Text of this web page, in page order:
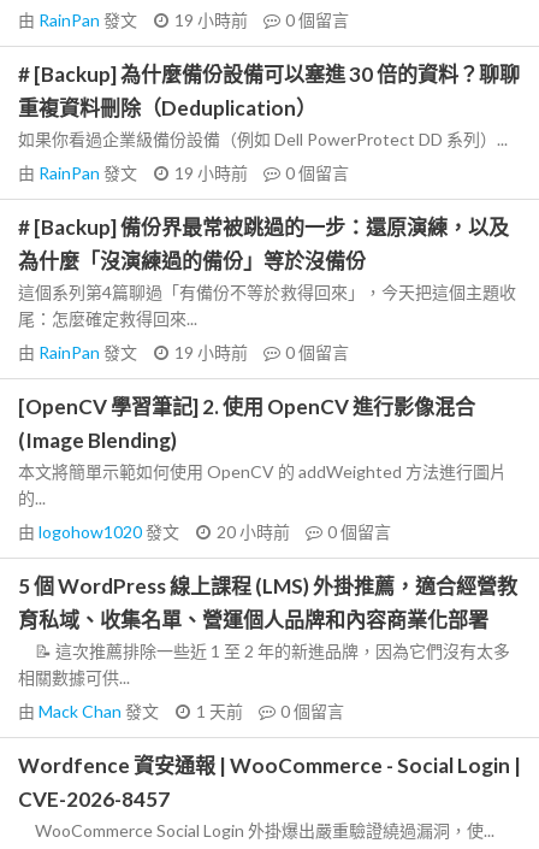
由 RainPan 發文 19 小時前 0個留言
# [Backup] 為什麼備份設備可以塞進 30 倍的資料？聊聊
重複資料刪除（Deduplication）
如果你看過企業級備份設備（例如 Dell PowerProtect DD 系列）...
由 RainPan 發文 19 小時前 0個留言
# [Backup] 備份界最常被跳過的一步：還原演練，以及
為什麼「沒演練過的備份」等於沒備份
這個系列第4篇聊過「有備份不等於救得回來」，今天把這個主題收
尾：怎麼確定救得回來...
由 RainPan 發文 19 小時前 0個留言
[OpenCV 學習筆記] 2. 使用 OpenCV 進行影像混合
(Image Blending)
本文將簡單示範如何使用 OpenCV 的 addWeighted 方法進行圖片
的...
由 logohow1020發文 20 小時前 0個留言
5 個 WordPress 線上課程 (LMS) 外掛推薦，適合經營教
育私域、收集名單、營運個人品牌和內容商業化部署
📝 這次推薦排除一些近 1 至 2 年的新進品牌，因為它們沒有太多
相關數據可供...
由 Mack Chan 發文 1 天前 0個留言
Wordfence 資安通報 | WooCommerce - Social Login |
CVE-2026-8457
WooCommerce Social Login 外掛爆出嚴重驗證繞過漏洞，使...